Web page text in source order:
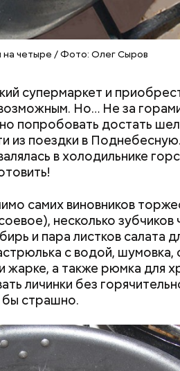
на четыре / Фото: Олег Сыров
супермаркет и
Но… Не за
попробовать достать
из поездки в
в холодильнике
самих виновников
несколько зубчиков
и пара листков салата
с водой, шумовка,
жарке, а также рюмка для
личинки без
бы страшно.
множество добрых
нашинковать
ломтиками. Так же
перемешать, полить
горкой и украсить
помидоров и ломтиками
Роберт
Маникюр
украшу:
Москве